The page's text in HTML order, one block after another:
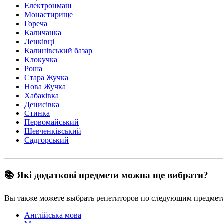
Електронмаш
Монастирище
Гореча
Каличанка
Ленківці
Калинівський базар
Клокучка
Роша
Стара Жучка
Нова Жучка
Хабаківка
Денисівка
Стинка
Первомайський
Шевченківський
Садгорський
📚 Які додаткові предмети можна ще вибрати?
Вы также можете выбрать репетиторов по следующим
Англійська мова